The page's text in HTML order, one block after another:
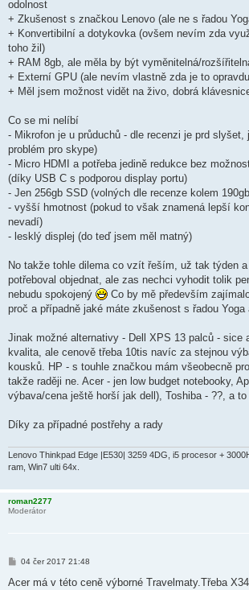
odolnost
+ Zkušenost s značkou Lenovo (ale ne s řadou
+ Konvertibilní a dotykovka (ovšem nevím zda
toho žil)
+ RAM 8gb, ale měla by být vyměnitelná/
+ Externí GPU (ale nevím vlastně zda je to
+ Měl jsem možnost vidět na živo, dobrá
Co se mi nelíbí
- Mikrofon je u průduchů - dle recenzi je prd
problém pro skype)
- Micro HDMI a potřeba jedině redukce bez
(díky USB C s podporou display portu)
- Jen 256gb SSD (volných dle recenze kolem
- vyšší hmotnost (pokud to však znamená lepší
nevadí)
- lesklý displej (do teď jsem měl matný)
No takže tohle dilema co vzít řeším, už tak týden
potřeboval objednat, ale zas nechci vyhodit tolik
nebudu spokojený
Co by mě především
proč a případně jaké máte zkušenost s řadou Yoga
Jinak možné alternativy - Dell XPS 13 palců - sice
kvalita, ale cenově třeba 10tis navíc za stejnou
kousků. HP - s touhle značkou mám všeobecně
takže raději ne. Acer - jen low budget notebooky,
výbava/cena ještě horší jak dell), Toshiba - ??, a
Díky za případné postřehy a rady
Lenovo Thinkpad Edge |E530| 3259 4DG, i5 procesor +
ram, Win7 ulti 64x.
roman2277
Moderátor
P
í
04 čer 2017 21:48
Acer má v této ceně výborné Travelmaty.Třeba